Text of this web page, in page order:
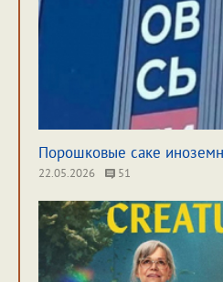
Порошковые саке
22.05.2026 51